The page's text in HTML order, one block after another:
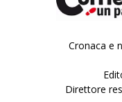
Cronaca e
Direttore